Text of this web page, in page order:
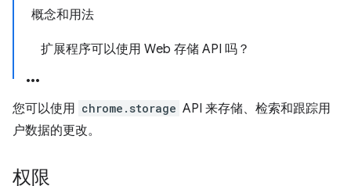
概念和用法
扩展程序可以使用 Web 存储 API 吗？
您可以使用 chrome.storage API 来存储、检索和跟踪用
户数据的更改。
权限